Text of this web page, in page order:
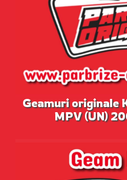
Geamuri originale
MPV (UN)